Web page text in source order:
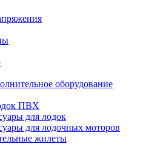
оборудование
ПВХ
для лодок
для лодочных моторов
жилеты